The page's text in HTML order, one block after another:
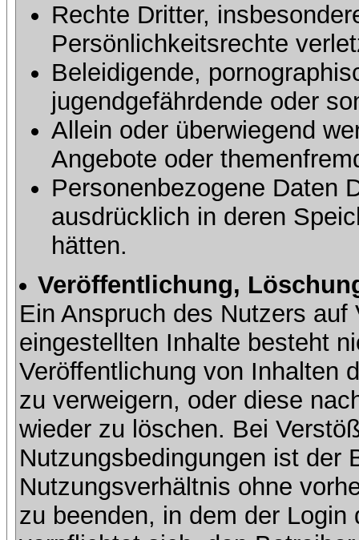
Rechte Dritter,
Persönlichkeitsrechte
Beleidigende,
jugendgefährdende oder
Allein oder überwiegend
Angebote oder
Personenbezogene Daten
ausdrücklich in deren
hätten.
Veröffentlichung,
Ein Anspruch des Nutzers
eingestellten Inhalte besteht
Veröffentlichung von Inhalten
zu verweigern, oder diese
wieder zu löschen. Bei
Nutzungsbedingungen ist der
Nutzungsverhältnis ohne
zu beenden, in dem der